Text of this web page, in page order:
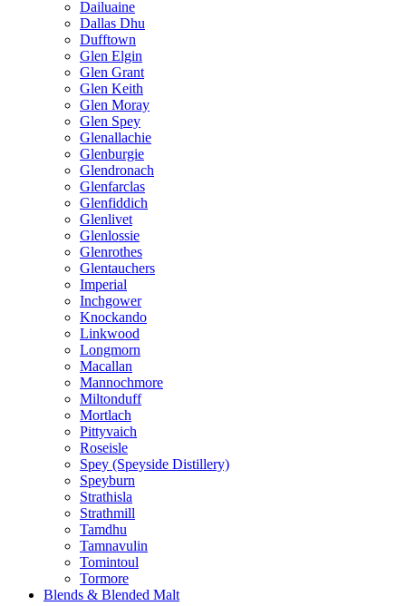
Dailuaine
Dallas Dhu
Dufftown
Glen Elgin
Glen Grant
Glen Keith
Glen Moray
Glen Spey
Glenallachie
Glenburgie
Glendronach
Glenfarclas
Glenfiddich
Glenlivet
Glenlossie
Glenrothes
Glentauchers
Imperial
Inchgower
Knockando
Linkwood
Longmorn
Macallan
Mannochmore
Miltonduff
Mortlach
Pittyvaich
Roseisle
Spey (Speyside Distillery)
Speyburn
Strathisla
Strathmill
Tamdhu
Tamnavulin
Tomintoul
Tormore
Blends & Blended Malt